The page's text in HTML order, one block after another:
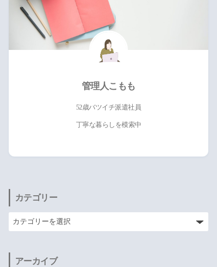
管理人こもも
52歳バツイチ派遣社員
丁寧な暮らしを模索中
カテゴリー
アーカイブ